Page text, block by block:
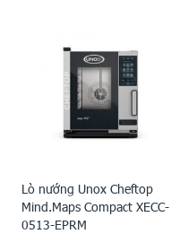
Lò nướng Unox Cheftop
Mind.Maps Compact XECC-
0513-EPRM